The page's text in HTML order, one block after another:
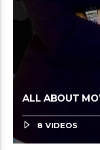
ALL ABOUT
8 VIDEOS